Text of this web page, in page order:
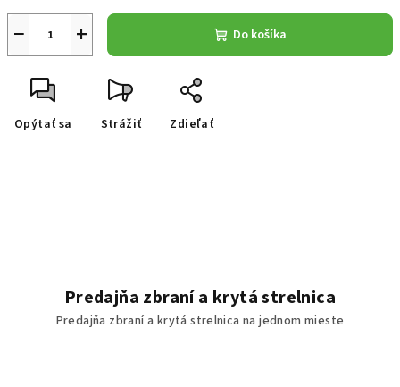
+
− Do košíka
Opýtať sa Strážiť Zdieľať
Predajňa zbraní a krytá strelnica
Predajňa zbraní a krytá strelnica na jednom mieste